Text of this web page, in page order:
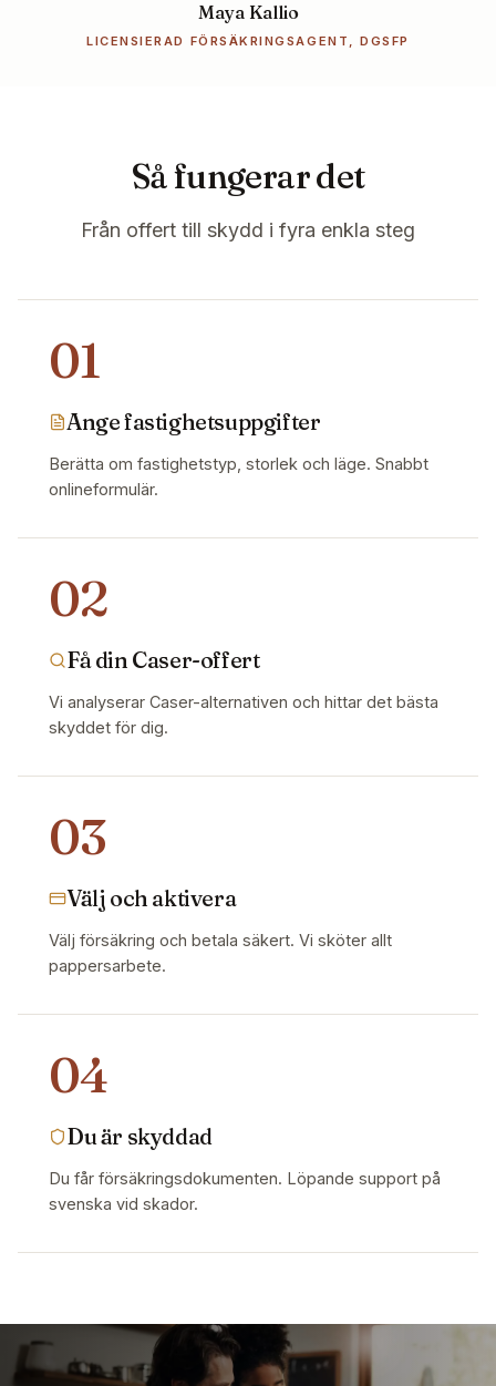
Maya Kallio
LICENSIERAD FÖRSÄKRINGSAGENT, DGSFP
Så fungerar det
Från offert till skydd i fyra enkla steg
01
Ange fastighetsuppgifter
Berätta om fastighetstyp, storlek och läge. Snabbt
onlineformulär.
02
Få din Caser-offert
Vi analyserar Caser-alternativen och hittar det bästa
skyddet för dig.
03
Välj och aktivera
Välj försäkring och betala säkert. Vi sköter allt
pappersarbete.
04
Du är skyddad
Du får försäkringsdokumenten. Löpande support på
svenska vid skador.